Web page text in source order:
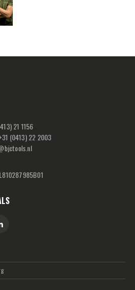
21 1156
31 (0413) 22 2003